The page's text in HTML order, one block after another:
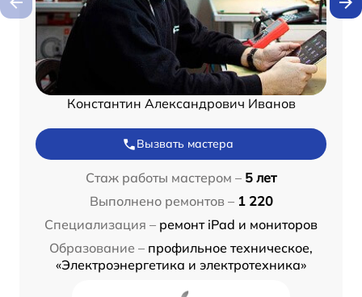
Константин Александрович Иванов
Вызвать мастера
Стаж работы мастером – 5 лет
Выполнено ремонтов – 1 220
Специализация – ремонт iPad и мониторов
Образование – профильное техническое,
«Электроэнергетика и электротехника»